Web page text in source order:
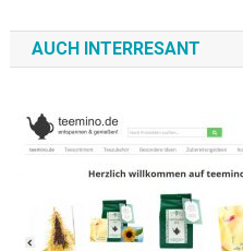
AUCH INTERRESANT